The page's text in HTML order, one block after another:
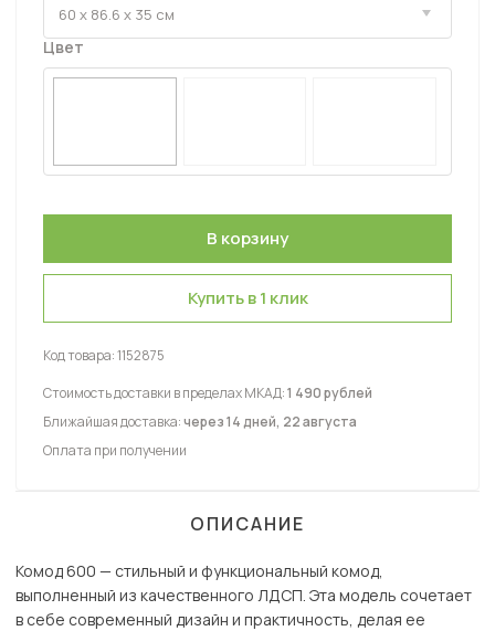
Цвет
Купить в 1 клик
Код товара:1152875
Стоимость доставки в пределах МКАД:1 490 рублей
Ближайшая доставка:через 14 дней, 22 августа
Оплата при получении
ОПИСАНИЕ
Комод 600 — стильный и функциональный комод,
выполненный из качественного ЛДСП. Эта модель сочетает
в себе современный дизайн и практичность, делая ее